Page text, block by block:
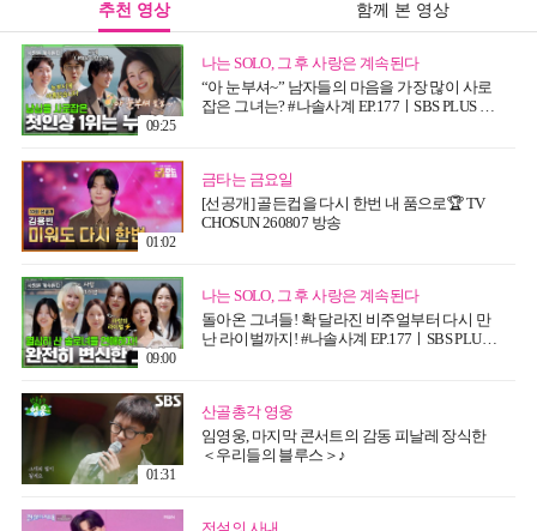
추천 영상 함께 본 영상
나는 SOLO, 그 후 사랑은 계속된다
“아 눈부셔~” 남자들의 마음을 가장 많이 사로
잡은 그녀는? #나솔사계 EP.177ㅣSBS PLUS X
09:25
금타는 금요일
[선공개] 골든컵을 다시 한번 내 품으로🏆 TV
CHOSUN 260807 방송
01:02
나는 SOLO, 그 후 사랑은 계속된다
돌아온 그녀들! 확 달라진 비주얼부터 다시 만
난 라이벌까지! #나솔사계 EP.177ㅣSBS PLUS
09:00
산골총각 영웅
임영웅, 마지막 콘서트의 감동 피날레 장식한
＜우리들의 블루스＞♪
01:31